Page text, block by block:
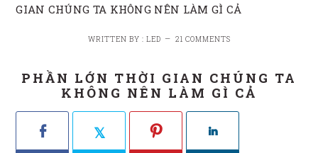
GIAN CHÚNG TA KHÔNG NÊN LÀM GÌ CẢ
WRITTEN BY : LED 21 COMMENTS
PHẦN LỚN THỜI GIAN CHÚNG TA
KHÔNG NÊN LÀM GÌ CẢ